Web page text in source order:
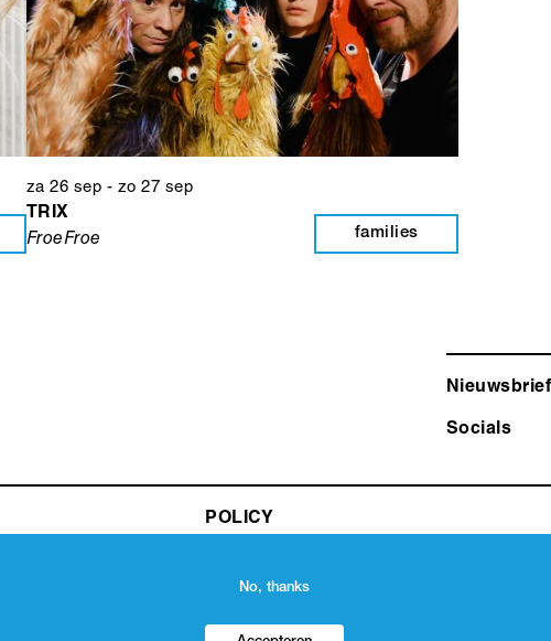
za 26 sep - zo 27 sep
TRIX
FroeFroe
families
Nieuwsbrief
Socials
POLICY
No, thanks